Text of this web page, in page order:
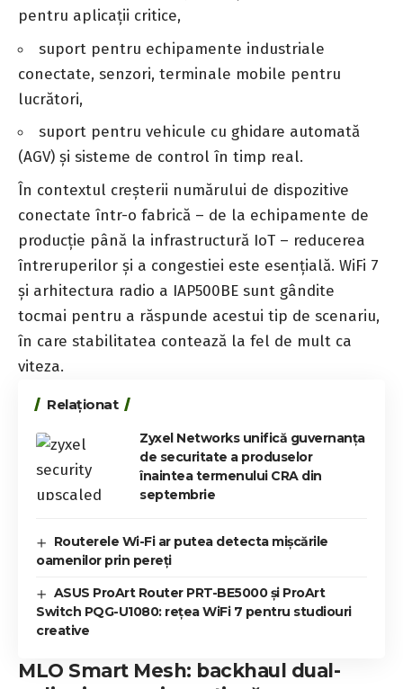
pentru aplicații critice,
suport pentru echipamente industriale
conectate, senzori, terminale mobile pentru
lucrători,
suport pentru vehicule cu ghidare automată
(AGV) și sisteme de control în timp real.
În contextul creșterii numărului de dispozitive
conectate într-o fabrică – de la echipamente de
producție până la infrastructură IoT – reducerea
întreruperilor și a congestiei este esențială. WiFi 7
și arhitectura radio a IAP500BE sunt gândite
tocmai pentru a răspunde acestui tip de scenariu,
în care stabilitatea contează la fel de mult ca
viteza.
Relaționat
Zyxel Networks unifică guvernanța
de securitate a produselor
înaintea termenului CRA din
septembrie
Routerele Wi-Fi ar putea detecta mișcările
oamenilor prin pereți
ASUS ProArt Router PRT-BE5000 și ProArt
Switch PQG-U1080: rețea WiFi 7 pentru studiouri
creative
MLO Smart Mesh: backhaul dual-